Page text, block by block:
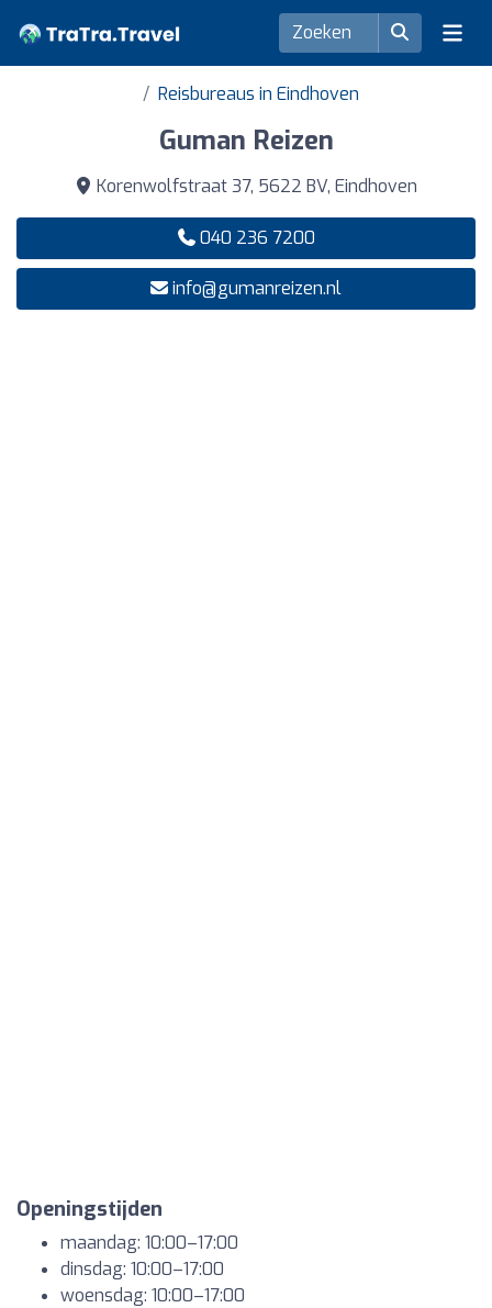
Reisbureaus in Eindhoven
Guman Reizen
Korenwolfstraat 37, 5622 BV, Eindhoven
040 236 7200
info@gumanreizen.nl
Openingstijden
maandag: 10:00–17:00
dinsdag: 10:00–17:00
woensdag: 10:00–17:00